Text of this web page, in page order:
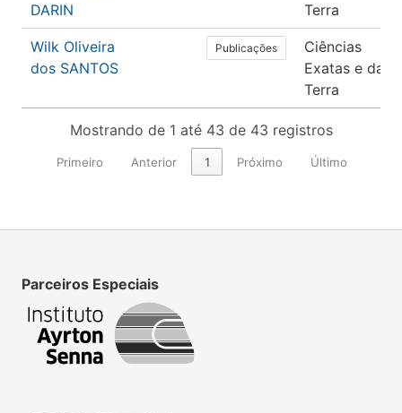
DARIN
Terra
Wilk Oliveira
dos SANTOS
Publicações
Ciências
Exatas e da
Terra
Mostrando de 1 até 43 de 43 registros
Primeiro Anterior 1 Próximo Último
Parceiros Especiais